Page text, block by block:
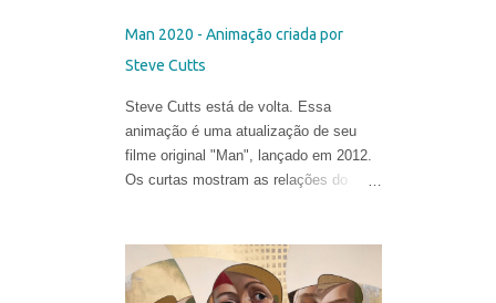
Man 2020 - Animação criada por
Steve Cutts
Steve Cutts está de volta. Essa
animação é uma atualização de seu
filme original "Man", lançado em 2012.
Os curtas mostram as relações do
"In the Hall of the Mountain King" de
Edvard Grieg .